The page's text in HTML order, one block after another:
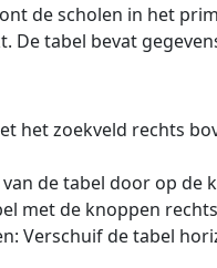
de scholen in het
De tabel bevat
het zoekveld rechts
de tabel door op de
met de knoppen
Verschuif de tabel